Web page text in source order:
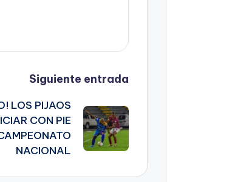
Siguiente entrada
LOS PIJAOS
CON PIE
NACIONAL